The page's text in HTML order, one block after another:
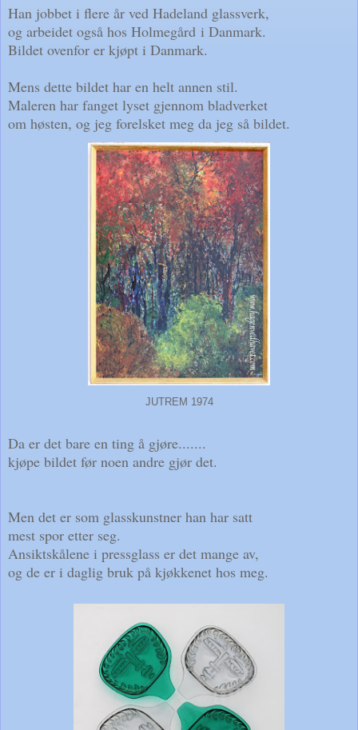
Han jobbet i flere år ved Hadeland glassverk,
og arbeidet også hos Holmegård i Danmark.
Bildet ovenfor er kjøpt i Danmark.
Mens dette bildet har en helt annen stil.
Maleren har fanget lyset gjennom bladverket
om høsten, og jeg forelsket meg da jeg så bildet.
JUTREM 1974
Da er det bare en ting å gjøre.......
kjøpe bildet før noen andre gjør det.
Men det er som glasskunstner han har satt
mest spor etter seg.
Ansiktskålene i pressglass er det mange av,
og de er i daglig bruk på kjøkkenet hos meg.